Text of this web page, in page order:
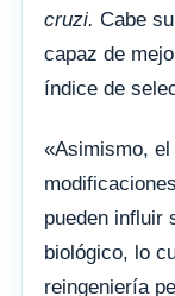
cruzi. Cabe
capaz de
índice de
«Asimismo,
pueden influir
biológico, lo
reingeniería